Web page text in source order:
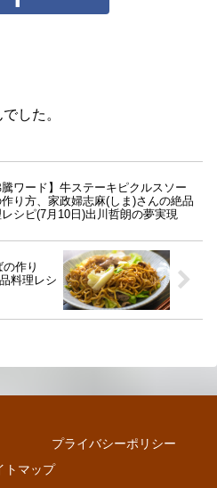
した。
騰ワード】牛ステーキピクルスソー
作り方、家政婦志麻(しま)さんの絶品
シピ(7月10日)出川哲朗の夢実現
作り
料理レシ
プライバシーポリシー
トマップ